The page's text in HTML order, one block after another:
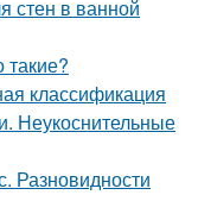
стен в ванной
такие?
классификация
Неукоснительные
Разновидности